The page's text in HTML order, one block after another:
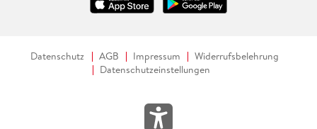
Datenschutz AGB Impressum
Widerrufsbelehrung
Datenschutzeinstellungen